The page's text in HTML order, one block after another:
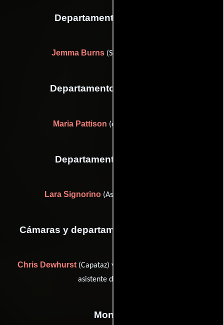
Departamento de musica
Jemma Burns (Supervisor musical)
Departamento de vestuario
Maria Pattison (costume stand-by)
Departamento de reparto
Lara Signorino (Asistente para casting)
Cámaras y departamento de electricidad
Chris Dewhurst(Capataz) y
asistente de cámara)
Montaje